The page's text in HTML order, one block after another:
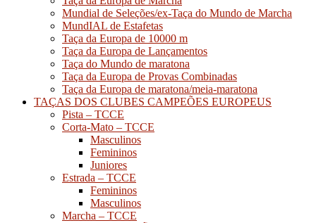
Mundial de Seleções/ex-Taça do Mundo de Marcha
MundIAL de Estafetas
Taça da Europa de 10000 m
Taça da Europa de Lançamentos
Taça do Mundo de maratona
Taça da Europa de Provas Combinadas
Taça da Europa de maratona/meia-maratona
TAÇAS DOS CLUBES CAMPEÕES EUROPEUS
Pista – TCCE
Corta-Mato – TCCE
Masculinos
Femininos
Juniores
Estrada – TCCE
Femininos
Masculinos
Marcha – TCCE